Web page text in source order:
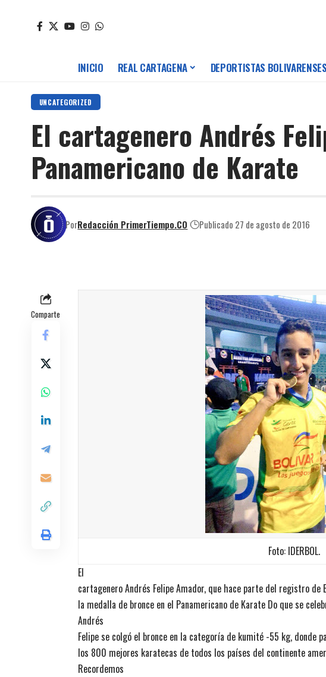
INICIO REAL CARTAGENA DEPORTISTAS BOLIVARENSES
UNCATEGORIZED
El cartagenero Andrés
Panamericano de Karate
PorRedacción PrimerTiempo.CO Publicado 27 de agosto de 2016
Comparte
Foto: IDERBOL.
El
cartagenero Andrés Felipe Amador, que hace parte del registro de
la medalla de bronce en el Panamericano de Karate Do que se
Andrés
Felipe se colgó el bronce en la categoría de kumité -55 kg, donde
los 800 mejores karatecas de todos los países del continente
Recordemos